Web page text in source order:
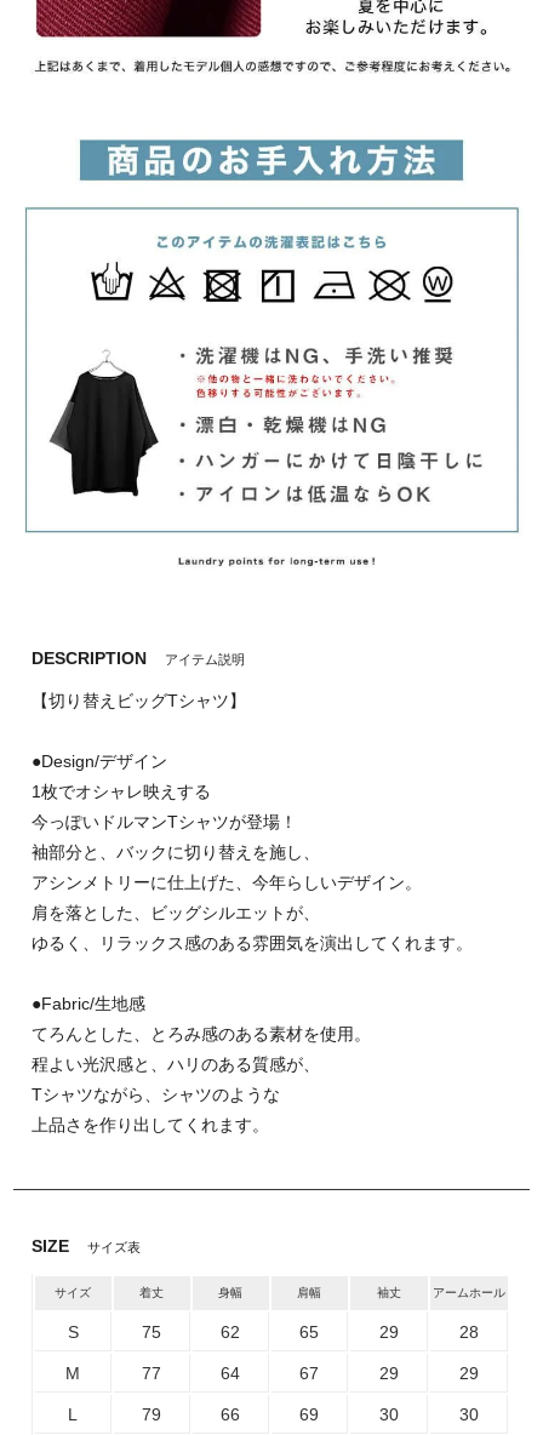
DESCRIPTION アイテム説明
【切り替えビッグTシャツ】
●Design/デザイン
1枚でオシャレ映えする
今っぽいドルマンTシャツが登場！
袖部分と、バックに切り替えを施し、
アシンメトリーに仕上げた、今年らしいデザイン。
肩を落とした、ビッグシルエットが、
ゆるく、リラックス感のある雰囲気を演出してくれます。
●Fabric/生地感
てろんとした、とろみ感のある素材を使用。
程よい光沢感と、ハリのある質感が、
Tシャツながら、シャツのような
上品さを作り出してくれます。
SIZE サイズ表
サイズ 着丈 身幅 肩幅 袖丈 アームホール
S 75 62 65 29 28
M 77 64 67 29 29
L 79 66 69 30 30